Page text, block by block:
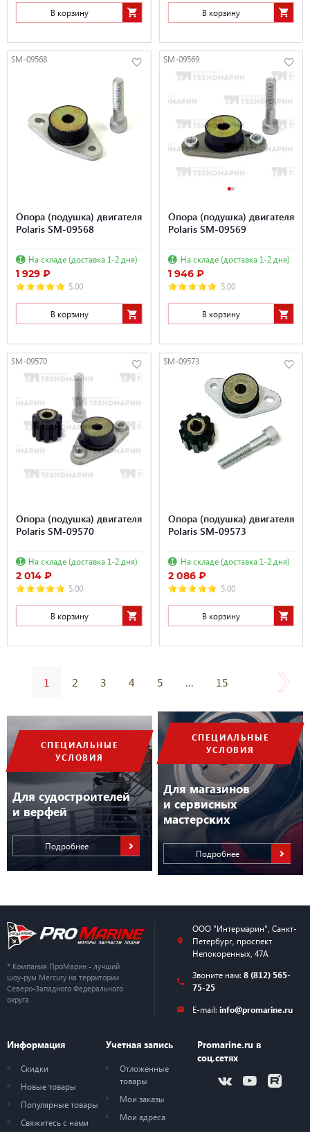
СПЕЦИАЛЬНЫЕ
УСЛОВИЯ
Для судостроителей
и верфей
Подробнее
СПЕЦИАЛЬНЫЕ
УСЛОВИЯ
Для магазинов
и сервисных
мастерских
Подробнее
В корзину В корзину
SM-09568
Опора (подушка) двигателя
Polaris SM-09568
На складе (доставка 1-2 дня)
1 929 ₽
5.00
В корзину
SM-09569
Опора (подушка) двигателя
Polaris SM-09569
На складе (доставка 1-2 дня)
1 946 ₽
5.00
В корзину
SM-09570
Опора (подушка) двигателя
Polaris SM-09570
На складе (доставка 1-2 дня)
2 014 ₽
5.00
В корзину
SM-09573
Опора (подушка) двигателя
Polaris SM-09573
На складе (доставка 1-2 дня)
2 086 ₽
5.00
В корзину
1 2 3 4 5 … 15
* Компания ПроМарин - лучший
шоу-рум Mercury на территории
Северо-Западного Федерального
округа
ООО "Интермарин" Санкт-
Петербург, проспект
Непокоренных, 47А
Звоните нам: 8 (812) 565-
75-25
E-mail: info@promarine.ru
Информация
Скидки
Новые товары
Популярные товары
Свяжитесь с нами
Учетная запись
Отложенные
товары
Мои заказы
Мои адреса
Promarine.ru в
соц.сетях